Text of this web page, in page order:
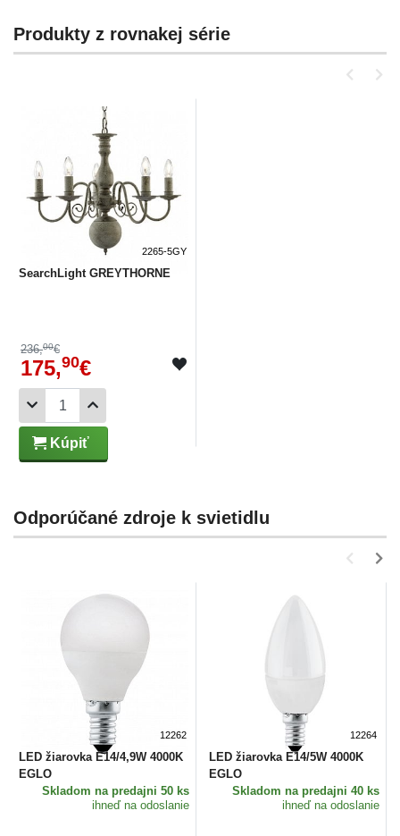
Produkty z rovnakej série
2265-5GY
SearchLight GREYTHORNE
236,00€
175,90€
Kúpiť
Odporúčané zdroje k svietidlu
12262
LED žiarovka E14/4,9W 4000K
EGLO
Skladom na predajni 50 ks
ihneď na odoslanie
12264
LED žiarovka E14/5W 4000K
EGLO
Skladom na predajni 40 ks
ihneď na odoslanie